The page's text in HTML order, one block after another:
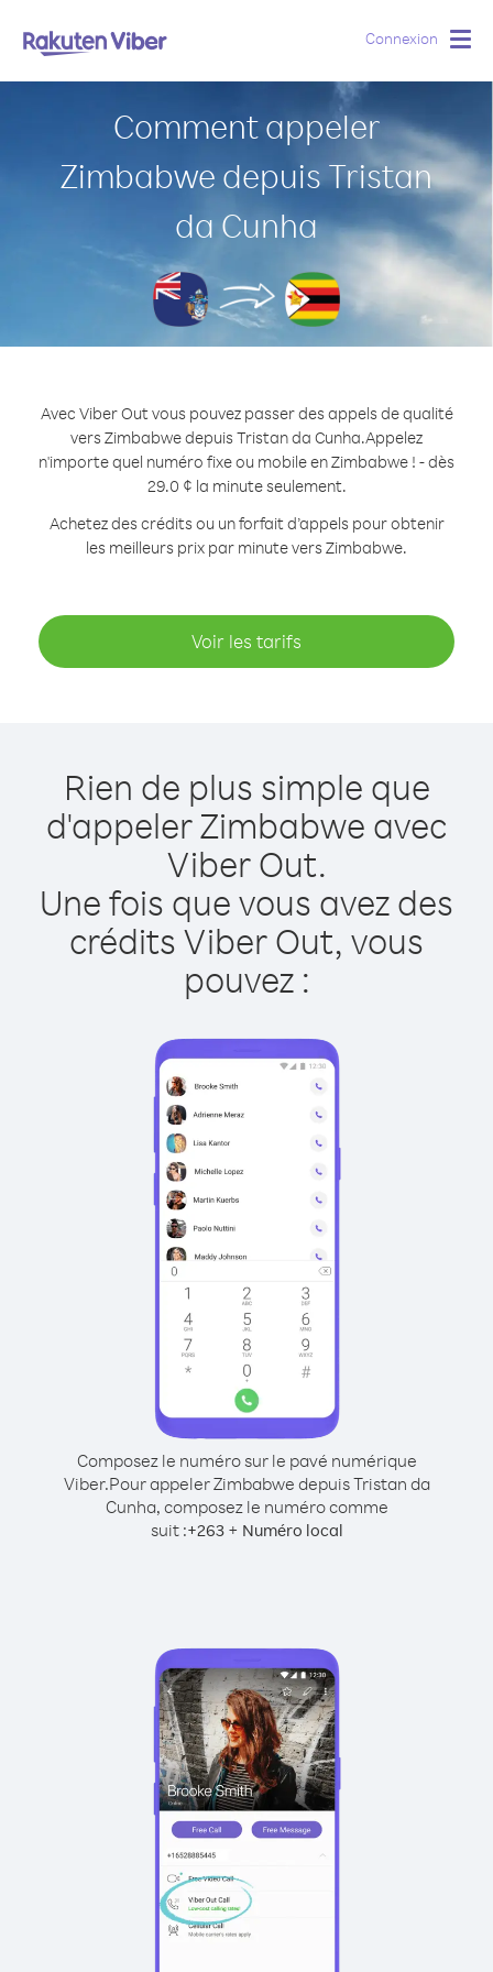
Connexion
Comment appeler
Zimbabwe depuis Tristan
da Cunha
Avec Viber Out vous pouvez passer des appels de qualité
vers Zimbabwe depuis Tristan da Cunha.Appelez
n'importe quel numéro fixe ou mobile en Zimbabwe ! - dès
29.0 ¢ la minute seulement.
Achetez des crédits ou un forfait d’appels pour obtenir
les meilleurs prix par minute vers Zimbabwe.
Voir les tarifs
Rien de plus simple que
d'appeler Zimbabwe avec
Viber Out.
Une fois que vous avez des
crédits Viber Out, vous
pouvez :
Composez le numéro sur le pavé numérique
Viber.Pour appeler Zimbabwe depuis Tristan da
Cunha, composez le numéro comme
suit :+263+ Numéro local